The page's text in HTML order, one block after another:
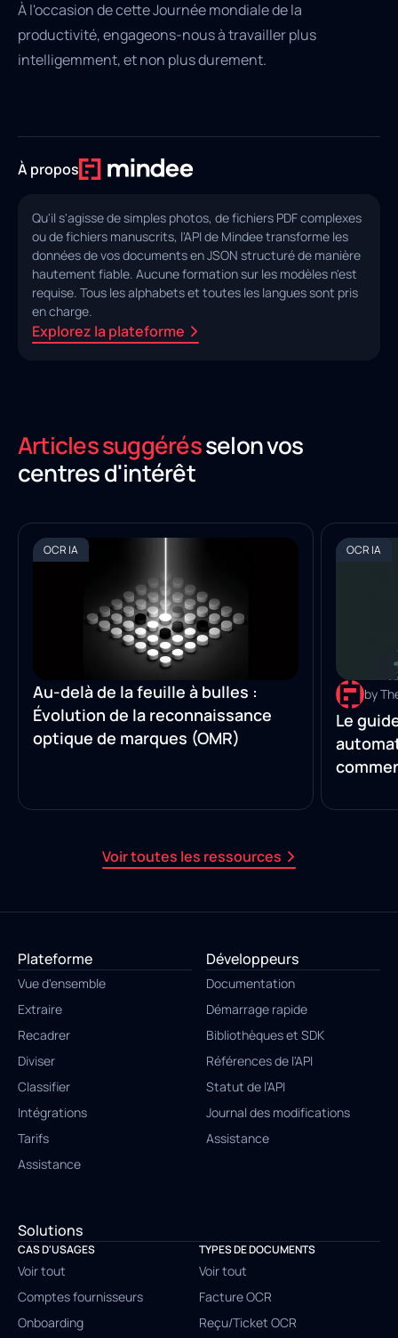
À l'occasion de cette Journée mondiale de la
productivité, engageons-nous à travailler plus
intelligemment, et non plus durement.
À propos
Qu'il s'agisse de simples photos, de fichiers PDF complexes
ou de fichiers manuscrits, l'API de Mindee transforme les
données de vos documents en JSON structuré de manière
hautement fiable. Aucune formation sur les modèles n'est
requise. Tous les alphabets et toutes les langues sont pris
en charge.
Explorez la plateforme
Articles suggérésselon vos
centres d'intérêt
Voir toutes les ressources
OCR IA
Au-delà de la feuille à bulles :
Évolution de la reconnaissance
optique de marques (OMR)
OCR IA
by
Le
Plateforme
Vue d'ensemble
Extraire
Recadrer
Diviser
Classifier
Intégrations
Tarifs
Assistance
Solutions
CAS D'USAGES
Voir tout
Comptes fournisseurs
Onboarding
TYPES DE DOCUMENTS
Voir tout
Facture OCR
Reçu/Ticket OCR
Développeurs
Documentation
Démarrage rapide
Bibliothèques et SDK
Références de l'API
Statut de l'API
Journal des modifications
Assistance